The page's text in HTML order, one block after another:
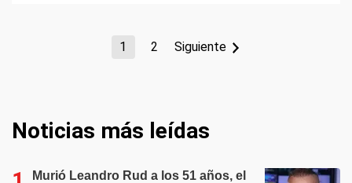
1 2 Siguiente
Noticias más leídas
Murió Leandro Rud a los 51 años, el